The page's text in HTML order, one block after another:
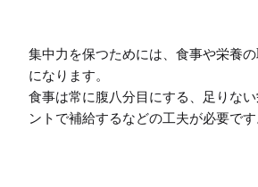
集中力を保つためには、食事や栄養
になります。
食事は常に腹八分目にする、足りな
ントで補給するなどの工夫が必要です